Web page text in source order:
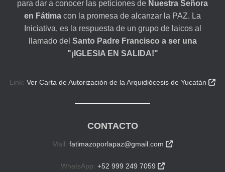
para dar a conocer las peticiones de Nuestra Señora
en Fátima con la promesa de alcanzar la PAZ. La
Iniciativa, es la respuesta de un grupo de laicos al
llamado del Santo Padre Francisco a ser una
"¡IGLESIA EN SALIDA!"
Link: Ver Carta de Autorización de la Arquidiócesis de Yucatán 
CONTACTO
Mail: fatimazoporlapaz@gmail.com 
WhatsApp: +52 999 249 7059 